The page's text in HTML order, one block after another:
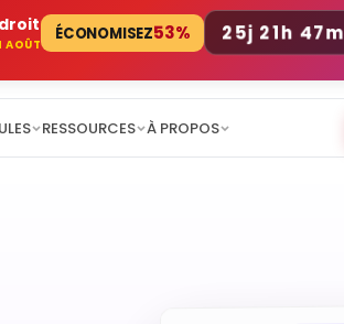
AOÛT
ÉCONOMISEZ53% 25j 21h 47m
RESSOURCES À PROPOS